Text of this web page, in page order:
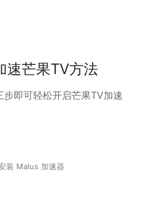
速芒果TV方法
即可轻松开启芒果TV加速
装 Malus 加速器